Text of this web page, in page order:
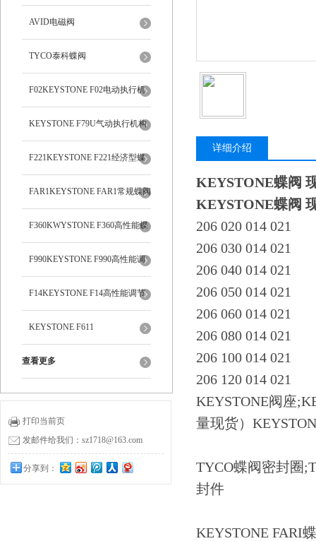
AVID电磁阀
TYCO泰科蝶阀
F02KEYSTONE F02电动执行机
构
KEYSTONE F79U气动执行机构
F221KEYSTONE F221经济型蝶
阀
FAR1KEYSTONE FAR1常规蝶阀
F360KWYSTONE F360高性能蝶
阀
F990KEYSTONE F990高性能调
节蝶阀
F14KEYSTONE F14高性能调节
蝶阀
KEYSTONE F611
查看更多
打印当前页
发邮件给我们：sz1718@163.com
分享到：
详细介绍
KEYSTONE蝶阀
KEYSTONE蝶阀
206 020 014 021
206 030 014 021
206 040 014 021
206 050 014 021
206 060 014 021
206 080 014 021
206 100 014 021
206 120 014 021
KEYSTONE阀座
量现货）
TYCO蝶阀密封圈
封件
KEYSTONE FARI